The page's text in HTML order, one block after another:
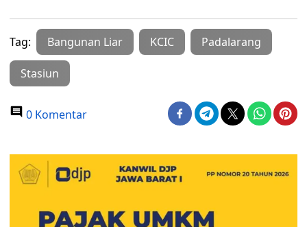
Tag: Bangunan Liar KCIC Padalarang
Stasiun
0 Komentar